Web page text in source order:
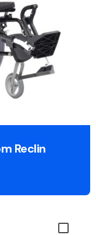
Reclin